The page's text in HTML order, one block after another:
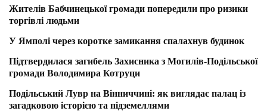
Жителів Бабчинецької громади попередили про ризики
торгівлі людьми
У Ямполі через коротке замикання спалахнув будинок
Підтвердилася загибель Захисника з Могилів-Подільської
громади Володимира Котруци
Подільський Лувр на Вінниччині: як виглядає палац із
загадковою історією та підземеллями